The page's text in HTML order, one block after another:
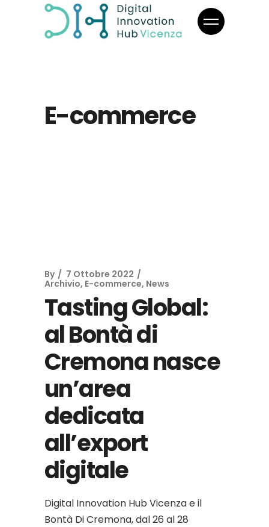
E-commerce
By
7 Ottobre 2022
Archivio, E-commerce, News
Tasting Global:
al Bontà di
Cremona nasce
un’area
dedicata
all’export
digitale
Digital Innovation Hub Vicenza e il
Bontà Di Cremona, dal 26 al 28